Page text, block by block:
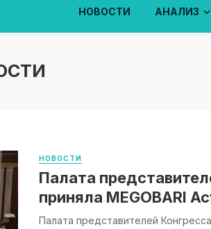
НОВОСТИ АНАЛИЗ
НОВОСТИ
Палата
приняла MEGOBARI
Палата представителей